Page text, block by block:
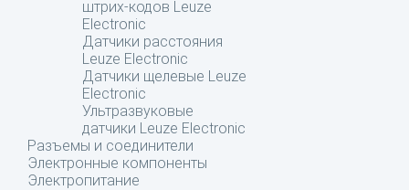
штрих-кодов Leuze
Electronic
Датчики расстояния
Leuze Electronic
Датчики щелевые Leuze
Electronic
Ультразвуковые
датчики Leuze Electronic
Разъемы и соединители
Электронные компоненты
Электропитание